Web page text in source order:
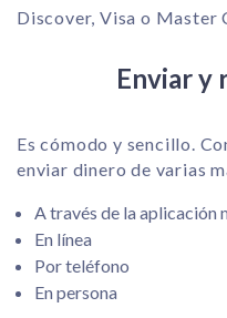
Discover, Visa o Master
Enviar y
Es cómodo y sencillo.
enviar dinero de varias
A través de la aplicación
En línea
Por teléfono
En persona